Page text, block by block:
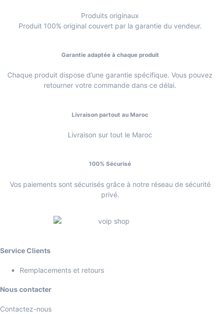
Produits originaux
Produit 100% original couvert par la garantie du vendeur.
Garantie adaptée à chaque produit
Chaque produit dispose d’une garantie spécifique. Vous pouvez
retourner votre commande dans ce délai.
Livraison partout au Maroc
Livraison sur tout le Maroc
100% Sécurisé
Vos paiements sont sécurisés grâce à notre réseau de sécurité
privé.
Service Clients
Remplacements et retours
Nous contacter
Contactez-nous